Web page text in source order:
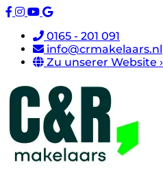
0165 - 201 091
info@crmakelaars.nl
Zu unserer Website ›